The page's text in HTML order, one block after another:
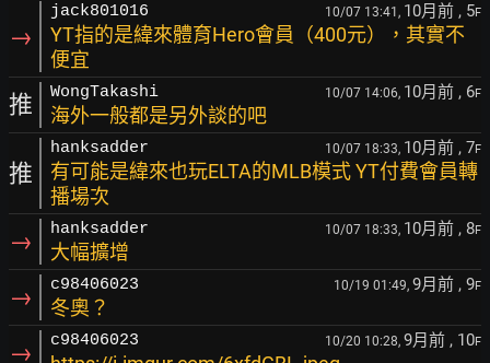
→
jack801016 10/07 13:41, 10月前 , 5F
YT指的是緯來體育Hero會員（400元），其實不
便宜
推 WongTakashi 10/07 14:06, 10月前 , 6F
海外一般都是另外談的吧
推
hanksadder 10/07 18:33, 10月前 , 7F
有可能是緯來也玩ELTA的MLB模式 YT付費會員轉
播場次
→ hanksadder 10/07 18:33, 10月前 , 8F
大幅擴增
→ c98406023 10/19 01:49, 9月前 , 9F
冬奧？
→ c98406023 10/20 10:28, 9月前 , 10F